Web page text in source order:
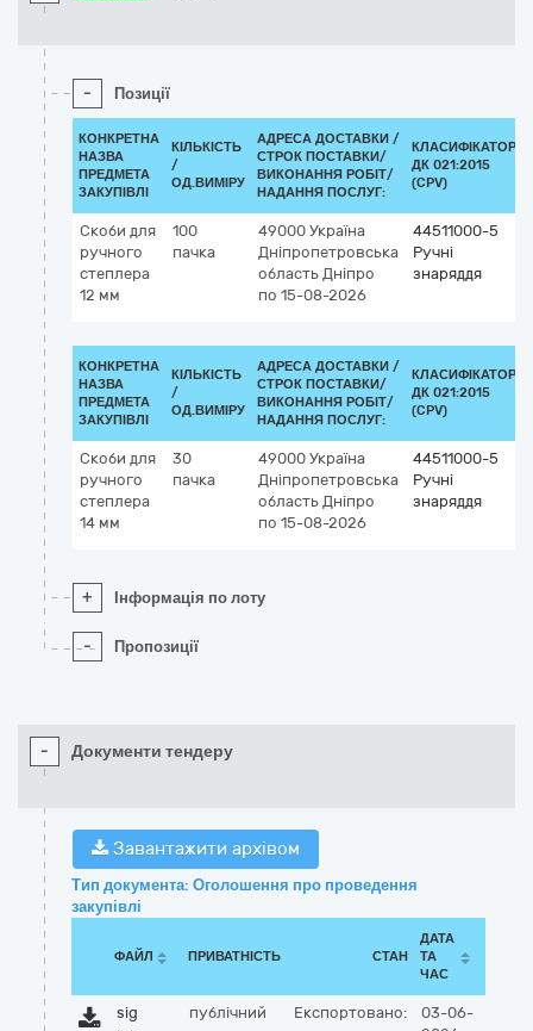
- Позиції
КОНКРЕТНА
НАЗВА
ПРЕДМЕТА
ЗАКУПІВЛІ
КІЛЬКІСТЬ
/
ОД.ВИМІРУ
АДРЕСА ДОСТАВКИ /
СТРОК ПОСТАВКИ/
ВИКОНАННЯ РОБІТ/
НАДАННЯ ПОСЛУГ:
КЛАСИФІКАТОР
ДК 021:2015
(CPV)
Скоби для
ручного
степлера
12 мм
100
пачка
49000 Україна
Дніпропетровська
область Дніпро
по 15-08-2026
44511000-5
Ручні
знаряддя
КОНКРЕТНА
НАЗВА
ПРЕДМЕТА
ЗАКУПІВЛІ
КІЛЬКІСТЬ
/
ОД.ВИМІРУ
АДРЕСА ДОСТАВКИ /
СТРОК ПОСТАВКИ/
ВИКОНАННЯ РОБІТ/
НАДАННЯ ПОСЛУГ:
КЛАСИФІКАТОР
ДК 021:2015
(CPV)
Скоби для
ручного
степлера
14 мм
30
пачка
49000 Україна
Дніпропетровська
область Дніпро
по 15-08-2026
44511000-5
Ручні
знаряддя
+ Інформація по лоту
- Пропозиції
- Документи тендеру
Завантажити архівом
Тип документа: Оголошення про проведення
закупівлі
ФАЙЛ ПРИВАТНІСТЬ СТАН
ДАТА
ТА
ЧАС
sig
публічний Експортовано:
03-06-